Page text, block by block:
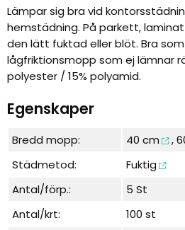
Lämpar sig bra vid
hemstädning. På parkett,
den lätt fuktad eller blöt. Bra
lågfriktionsmopp som ej lämnar
polyester / 15% polyamid.
Egenskaper
Bredd mopp: 40 cm ,
Städmetod:
Fuktig
Antal/förp.:
5 St
Antal/krt:
100 st